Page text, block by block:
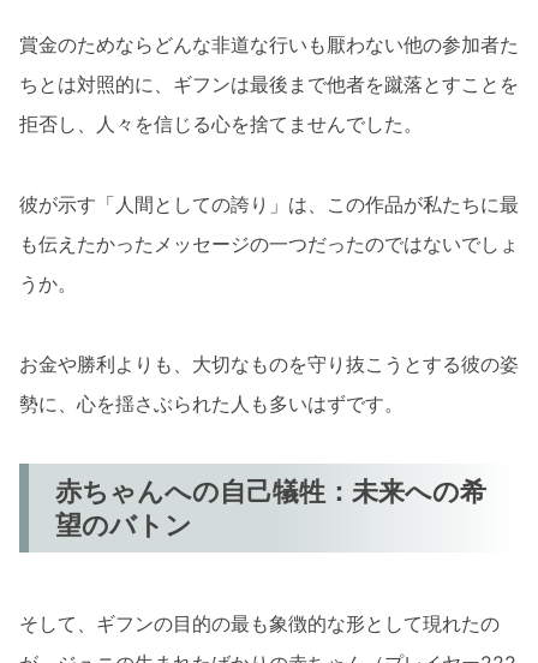
賞金のためならどんな非道な行いも厭わない他の参加者た
ちとは対照的に、ギフンは最後まで他者を蹴落とすことを
拒否し、人々を信じる心を捨てませんでした。
彼が示す「人間としての誇り」は、この作品が私たちに最
も伝えたかったメッセージの一つだったのではないでしょ
うか。
お金や勝利よりも、大切なものを守り抜こうとする彼の姿
勢に、心を揺さぶられた人も多いはずです。
赤ちゃんへの自己犠牲：未来への希
望のバトン
そして、ギフンの目的の最も象徴的な形として現れたの